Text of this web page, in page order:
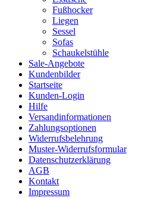
Fußhocker
Liegen
Sessel
Sofas
Schaukelstühle
Sale-Angebote
Kundenbilder
Startseite
Kunden-Login
Hilfe
Versandinformationen
Zahlungsoptionen
Widerrufsbelehrung
Muster-Widerrufsformular
Datenschutzerklärung
AGB
Kontakt
Impressum